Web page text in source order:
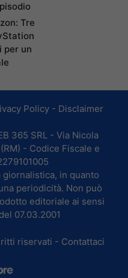
Tre
per un
Policy - Disclaimer
365 SRL - Via Nicola
- Codice Fiscale e
in quanto
periodicità. Non può
editoriale ai sensi
07.03.2001
riservati - Contattaci